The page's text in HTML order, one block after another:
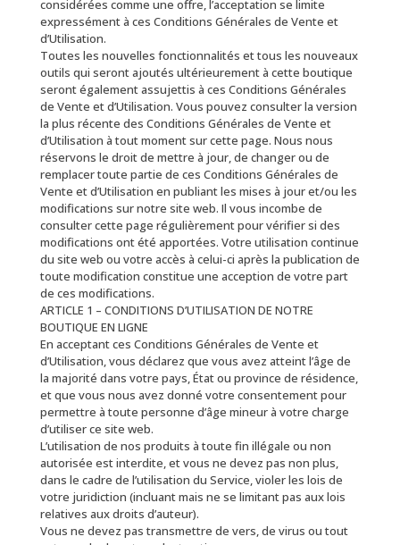
considérées comme une offre, l’acceptation se limite
expressément à ces Conditions Générales de Vente et
d’Utilisation.
Toutes les nouvelles fonctionnalités et tous les nouveaux
outils qui seront ajoutés ultérieurement à cette boutique
seront également assujettis à ces Conditions Générales
de Vente et d’Utilisation. Vous pouvez consulter la version
la plus récente des Conditions Générales de Vente et
d’Utilisation à tout moment sur cette page. Nous nous
réservons le droit de mettre à jour, de changer ou de
remplacer toute partie de ces Conditions Générales de
Vente et d’Utilisation en publiant les mises à jour et/ou les
modifications sur notre site web. Il vous incombe de
consulter cette page régulièrement pour vérifier si des
modifications ont été apportées. Votre utilisation continue
du site web ou votre accès à celui-ci après la publication de
toute modification constitue une acception de votre part
de ces modifications.
ARTICLE 1 – CONDITIONS D’UTILISATION DE NOTRE
BOUTIQUE EN LIGNE
En acceptant ces Conditions Générales de Vente et
d’Utilisation, vous déclarez que vous avez atteint l’âge de
la majorité dans votre pays, État ou province de résidence,
et que vous nous avez donné votre consentement pour
permettre à toute personne d’âge mineur à votre charge
d’utiliser ce site web.
L’utilisation de nos produits à toute fin illégale ou non
autorisée est interdite, et vous ne devez pas non plus,
dans le cadre de l’utilisation du Service, violer les lois de
votre juridiction (incluant mais ne se limitant pas aux lois
relatives aux droits d’auteur).
Vous ne devez pas transmettre de vers, de virus ou tout